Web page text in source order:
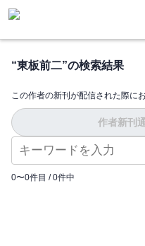
“東板前二”の検索結果
この作者の新刊が配信された際に
作者新刊
0〜0件目 / 0件中